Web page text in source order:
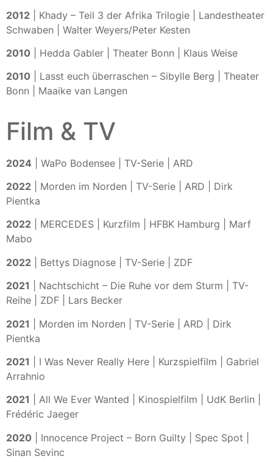
2012 | Khady – Teil 3 der Afrika Trilogie | Landestheater
Schwaben | Walter Weyers/Peter Kesten
2010 | Hedda Gabler | Theater Bonn | Klaus Weise
2010 | Lasst euch überraschen – Sibylle Berg | Theater
Bonn | Maaike van Langen
Film & TV
2024 | WaPo Bodensee | TV-Serie | ARD
2022 | Morden im Norden | TV-Serie | ARD | Dirk
Pientka
2022 | MERCEDES | Kurzfilm | HFBK Hamburg | Marf
Mabo
2022 | Bettys Diagnose | TV-Serie | ZDF
2021 | Nachtschicht – Die Ruhe vor dem Sturm | TV-
Reihe | ZDF | Lars Becker
2021 | Morden im Norden | TV-Serie | ARD | Dirk
Pientka
2021 | I Was Never Really Here | Kurzspielfilm | Gabriel
Arrahnio
2021 | All We Ever Wanted | Kinospielfilm | UdK Berlin |
Frédéric Jaeger
2020 | Innocence Project – Born Guilty | Spec Spot |
Sinan Sevinc